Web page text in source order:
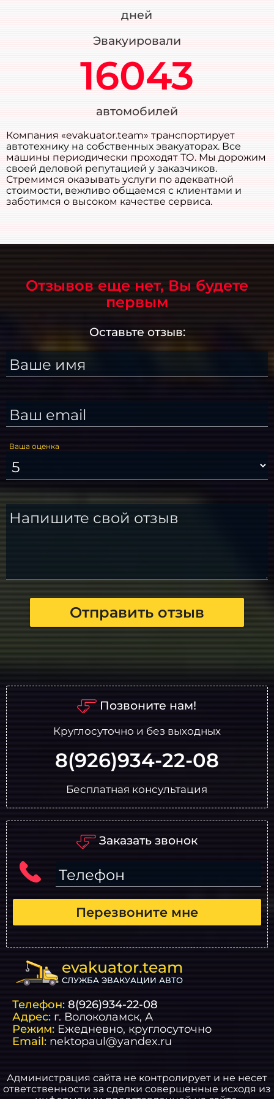
дней
Эвакуировали
16043
автомобилей
Компания «evakuator.team» транспортирует
автотехнику на собственных эвакуаторах. Все
машины периодически проходят ТО. Мы дорожим
своей деловой репутацией у заказчиков.
Стремимся оказывать услуги по адекватной
стоимости, вежливо общаемся с клиентами и
заботимся о высоком качестве сервиса.
Отзывов еще нет, Вы будете
первым
Оставьте отзыв:
Ваше имя
Ваш email
Ваша оценка
Напишите свой отзыв
Отправить отзыв
Позвоните нам!
Круглосуточно и без выходных
8(926)934-22-08
Бесплатная консультация
Заказать звонок
Телефон
Перезвоните мне
evakuator.team
СЛУЖБА ЭВАКУАЦИИ АВТО
Телефон: 8(926)934-22-08
Адрес: г. Волоколамск, А
Режим: Ежедневно, круглосуточно
Email: nektopaul@yandex.ru
Администрация сайта не контролирует и не несет
ответственности за сделки совершенные исходя из